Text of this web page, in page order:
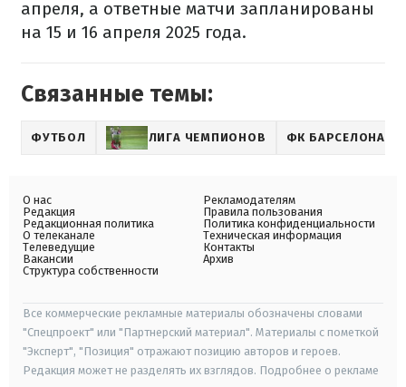
апреля, а ответные матчи запланированы
на 15 и 16 апреля 2025 года.
Связанные темы:
ФУТБОЛ ЛИГА ЧЕМПИОНОВ ФК БАРСЕЛОНА
О нас
Редакция
Редакционная политика
О телеканале
Телеведущие
Вакансии
Структура собственности
Рекламодателям
Правила пользования
Политика конфиденциальности
Техническая информация
Контакты
Архив
Все коммерческие рекламные материалы обозначены словами
"Спецпроект" или "Партнерский материал". Материалы с пометкой
"Эксперт", "Позиция" отражают позицию авторов и героев.
Редакция может не разделять их взглядов. Подробнее о рекламе